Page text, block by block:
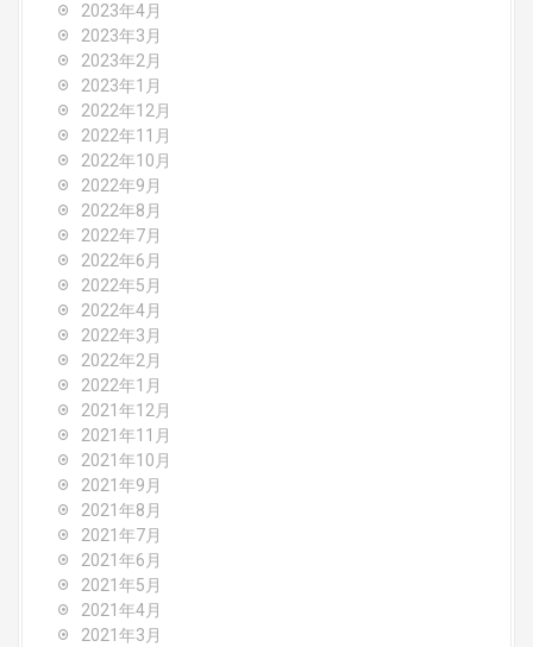
2023年4月
2023年3月
2023年2月
2023年1月
2022年12月
2022年11月
2022年10月
2022年9月
2022年8月
2022年7月
2022年6月
2022年5月
2022年4月
2022年3月
2022年2月
2022年1月
2021年12月
2021年11月
2021年10月
2021年9月
2021年8月
2021年7月
2021年6月
2021年5月
2021年4月
2021年3月